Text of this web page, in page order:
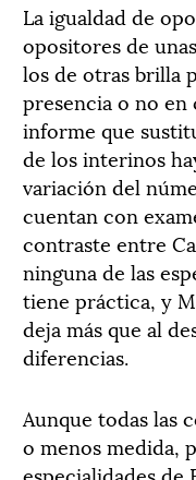
La igualdad de
opositores de
los de otras brilla
presencia o no
informe que
de los interinos
variación del
cuentan con
contraste entre
ninguna de las
tiene práctica, y
deja más que al
diferencias.
Aunque todas las
o menos medida,
especialidades de